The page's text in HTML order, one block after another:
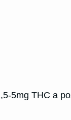
5mg THC a